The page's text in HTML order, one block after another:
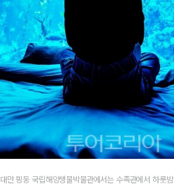
대만 핑둥 국립해양생물박물관에서는 수족관에서 하룻